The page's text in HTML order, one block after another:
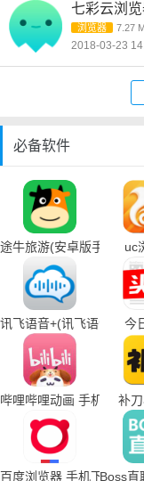
七彩云浏览
浏览器 7.27
2018-03-23
必备软件
途牛旅游(安卓版手机下载
uc
讯飞语音+(讯飞语音输入今
哔哩哔哩动画 手机下载
补
百度浏览器 手机下载Boss直